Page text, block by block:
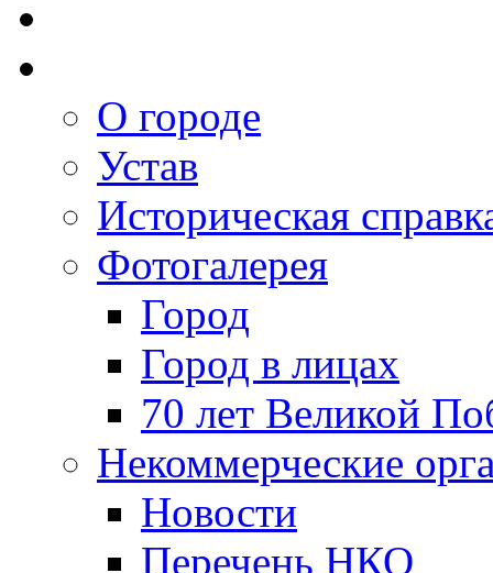
О городе
Устав
Историческая
Фотогалерея
Город
Город в лицах
70 лет Великой
Некоммерческие
Новости
Перечень НКО